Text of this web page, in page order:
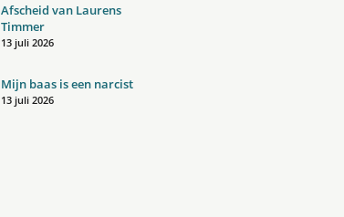
Afscheid van Laurens
Timmer
13 juli 2026
Mijn baas is een narcist
13 juli 2026